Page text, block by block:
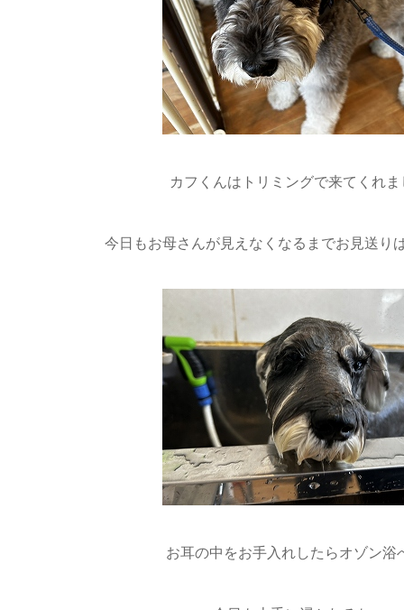
カフくんはトリミングで来てくれ
今日もお母さんが見えなくなるまでお見送り
お耳の中をお手入れしたらオゾン浴